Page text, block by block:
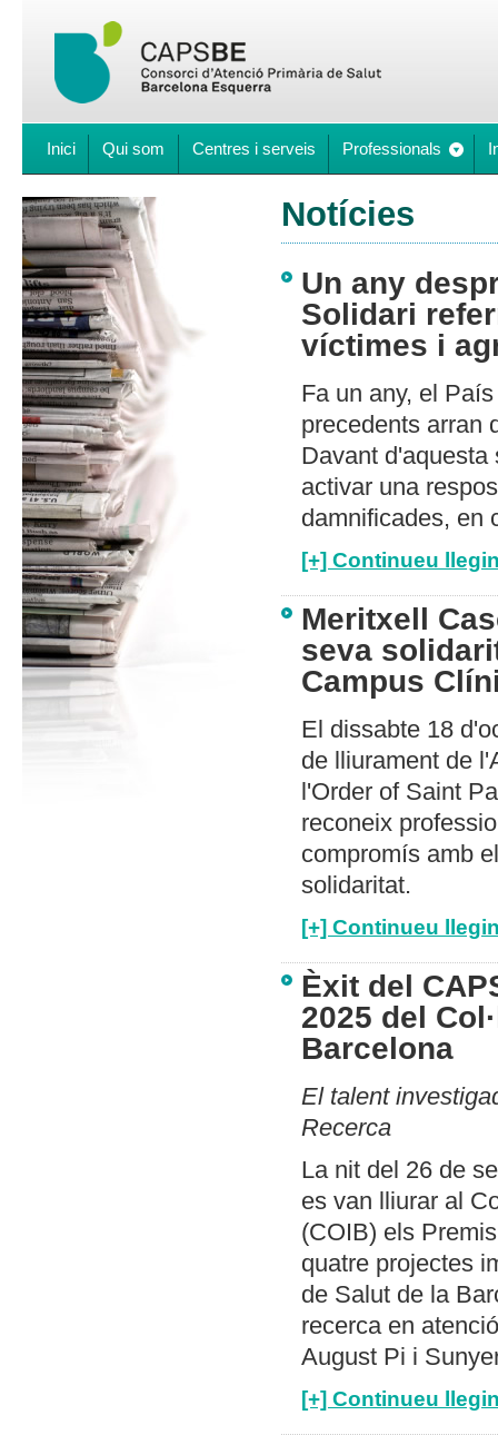
Inici Qui som Centres i serveis Professionals
Notícies
Un any
Solidari
víctimes i
Fa un any, el
precedents arran
Davant
activar una
damnificades, en
[+] Continueu
Meritxell
seva
Campus
El dissabte 18
de lliurament de
l'Order of Saint
reconeix
compromís amb
solidaritat.
[+] Continueu
Èxit del
2025 del
Barcelona
El talent
Recerca
La nit del 26 de
es van lliurar al
(COIB) els
quatre projectes
de Salut de la
recerca en
August Pi i
[+] Continueu